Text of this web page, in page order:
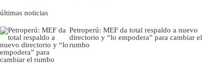
últimas noticias
Petroperú: MEF da total respaldo a nuevo
directorio y “lo empodera” para cambiar el
rumbo